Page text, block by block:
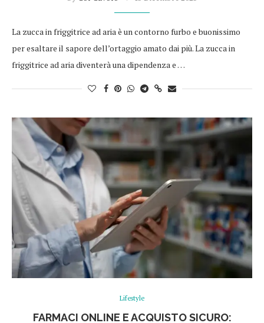
La zucca in friggitrice ad aria è un contorno furbo e buonissimo
per esaltare il sapore dell’ortaggio amato dai più. La zucca in
friggitrice ad aria diventerà una dipendenza e …
Lifestyle
FARMACI ONLINE E ACQUISTO SICURO: